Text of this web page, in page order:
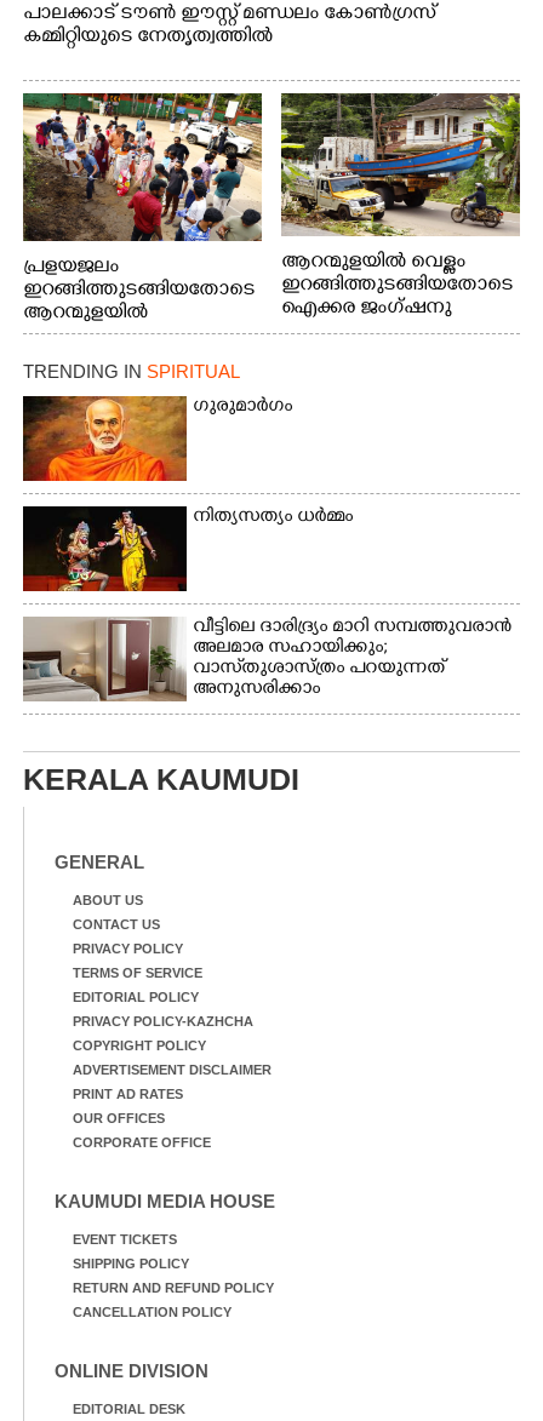
പാലക്കാട് ടൗൺ ഈസ്റ്റ് മണ്ഡലം കോൺഗ്രസ്
കമ്മിറ്റിയുടെ നേതൃത്വത്തിൽ
പ്രളയജലം
ഇറങ്ങിത്തുടങ്ങിയതോടെ
ആറന്മുളയിൽ
ഗ്രാമപഞ്ചായത്ത്
പ്രസിഡന്റ് മാരും
അംഗങ്ങളും
രാഷ്ട്രീയപ്രവത്തകരും
അടങ്ങുന്ന സംഘം
റോഡിൽ അടിഞ്ഞ് കൂടിയ
ചെളിയും മണ്ണും മറ്റ്
മാലിന്യങ്ങളും നീക്കം
ചെയ്യുന്നു.
ആറന്മുളയിൽ വെള്ളം
ഇറങ്ങിത്തുടങ്ങിയതോടെ
ഐക്കര ജംഗ്ഷനു
സമീപത്തുനിന്ന്
ബോട്ടുകൾ
TRENDING IN SPIRITUAL
ഗുരുമാർഗം
നിത്യസത്യം ധർമ്മം
വീട്ടിലെ ദാരിദ്ര്യം മാറി സമ്പത്തുവരാൻ
അലമാര സഹായിക്കും;
വാസ്‌തുശാസ്ത്രം പറയുന്നത്
അനുസരിക്കാം
KERALA KAUMUDI
GENERAL
ABOUT US
CONTACT US
PRIVACY POLICY
TERMS OF SERVICE
EDITORIAL POLICY
PRIVACY POLICY-KAZHCHA
COPYRIGHT POLICY
ADVERTISEMENT DISCLAIMER
PRINT AD RATES
OUR OFFICES
CORPORATE OFFICE
KAUMUDI MEDIA HOUSE
EVENT TICKETS
SHIPPING POLICY
RETURN AND REFUND POLICY
CANCELLATION POLICY
ONLINE DIVISION
EDITORIAL DESK